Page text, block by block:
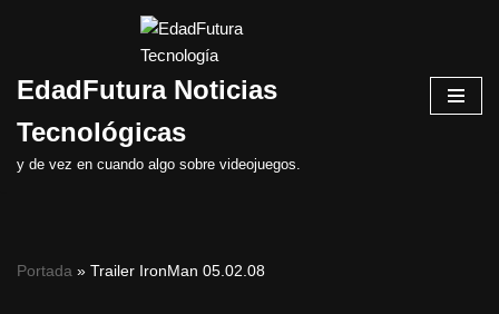
al
EdadFutura Noticias
Tecnológicas
y de vez en cuando algo sobre videojuegos.
Portada » Trailer IronMan 05.02.08